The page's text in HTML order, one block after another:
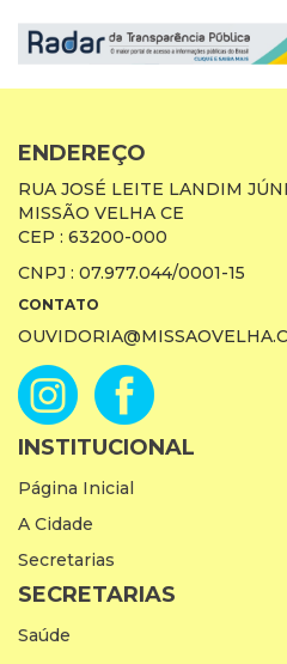
ENDEREÇO
RUA JOSÉ LEITE LANDIM
MISSÃO VELHA CE
CEP : 63200-000
CNPJ : 07.977.044/0001-15
CONTATO
INSTITUCIONAL
Página Inicial
A Cidade
Secretarias
SECRETARIAS
Saúde